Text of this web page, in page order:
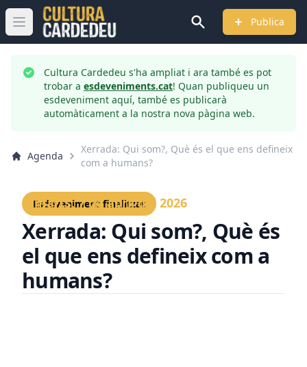
Obrir menú principal Publica
Cultura Cardedeu s'ha ampliat i ara també es pot
trobar a esdeveniments.cat! Quan publiqueu un
esdeveniment aquí, també es publicarà
automàticament a la nostra nova pàgina web.
Agenda
Xerrada: Qui som?, Què és el que ens defineix
com a humans?
Esdeveniment finalitzat
Dimarts, 7 de abril del 2026
Xerrada: Qui som?, Què és
el que ens defineix com a
humans?